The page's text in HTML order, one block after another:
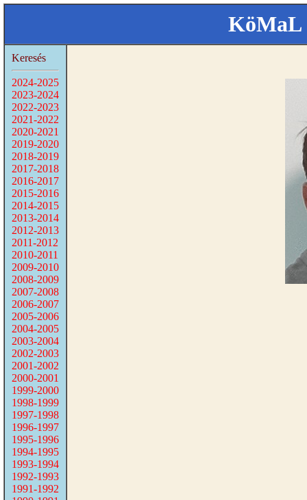
KöMaL
Keresés
2024-2025
2023-2024
2022-2023
2021-2022
2020-2021
2019-2020
2018-2019
2017-2018
2016-2017
2015-2016
2014-2015
2013-2014
2012-2013
2011-2012
2010-2011
2009-2010
2008-2009
2007-2008
2006-2007
2005-2006
2004-2005
2003-2004
2002-2003
2001-2002
2000-2001
1999-2000
1998-1999
1997-1998
1996-1997
1995-1996
1994-1995
1993-1994
1992-1993
1991-1992